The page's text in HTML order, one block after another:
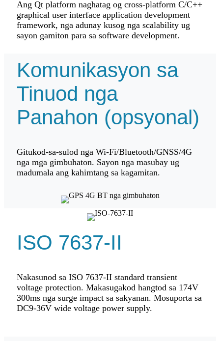
Ang Qt platform naghatag og cross-platform C/C++
graphical user interface application development
framework, nga adunay kusog nga scalability ug
sayon ​​gamiton para sa software development.
Komunikasyon sa
Tinuod nga
Panahon (opsyonal)
Gitukod-sa-sulod nga Wi-Fi/Bluetooth/GNSS/4G
nga mga gimbuhaton. Sayon nga masubay ug
madumala ang kahimtang sa kagamitan.
ISO 7637-II
Nakasunod sa ISO 7637-II standard transient
voltage protection. Makasugakod hangtod sa 174V
300ms nga surge impact sa sakyanan. Mosuporta sa
DC9-36V wide voltage power supply.